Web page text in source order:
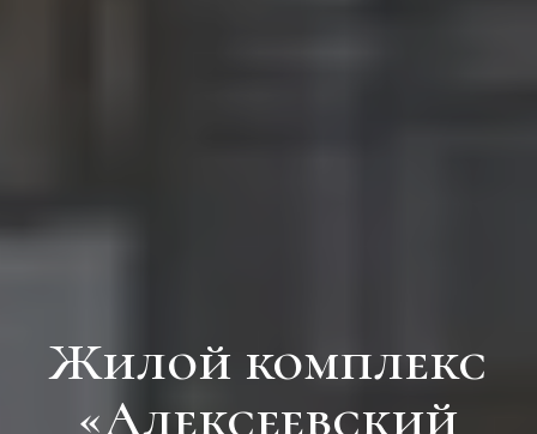
Жилой комплекс
«Алексеевский